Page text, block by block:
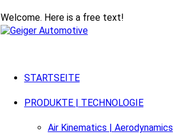
Welcome. Here is a free text!
STARTSEITE
PRODUKTE | TECHNOLOGIE
Air Kinematics | Aerodynamics